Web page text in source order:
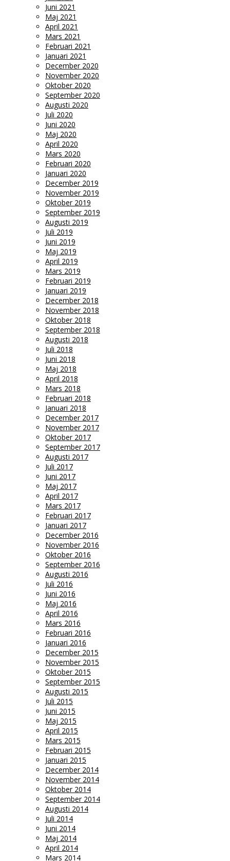
Juni 2021
Maj 2021
April 2021
Mars 2021
Februari 2021
Januari 2021
December 2020
November 2020
Oktober 2020
September 2020
Augusti 2020
Juli 2020
Juni 2020
Maj 2020
April 2020
Mars 2020
Februari 2020
Januari 2020
December 2019
November 2019
Oktober 2019
September 2019
Augusti 2019
Juli 2019
Juni 2019
Maj 2019
April 2019
Mars 2019
Februari 2019
Januari 2019
December 2018
November 2018
Oktober 2018
September 2018
Augusti 2018
Juli 2018
Juni 2018
Maj 2018
April 2018
Mars 2018
Februari 2018
Januari 2018
December 2017
November 2017
Oktober 2017
September 2017
Augusti 2017
Juli 2017
Juni 2017
Maj 2017
April 2017
Mars 2017
Februari 2017
Januari 2017
December 2016
November 2016
Oktober 2016
September 2016
Augusti 2016
Juli 2016
Juni 2016
Maj 2016
April 2016
Mars 2016
Februari 2016
Januari 2016
December 2015
November 2015
Oktober 2015
September 2015
Augusti 2015
Juli 2015
Juni 2015
Maj 2015
April 2015
Mars 2015
Februari 2015
Januari 2015
December 2014
November 2014
Oktober 2014
September 2014
Augusti 2014
Juli 2014
Juni 2014
Maj 2014
April 2014
Mars 2014